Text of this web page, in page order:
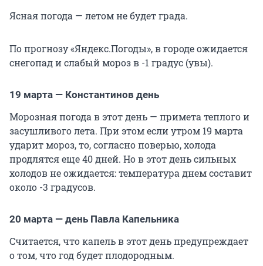
Ясная погода — летом не будет града.
По прогнозу «Яндекс.Погоды», в городе ожидается
снегопад и слабый мороз в -1 градус (увы).
19 марта — Константинов день
Морозная погода в этот день — примета теплого и
засушливого лета. При этом если утром 19 марта
ударит мороз, то, согласно поверью, холода
продлятся еще 40 дней. Но в этот день сильных
холодов не ожидается: температура днем составит
около -3 градусов.
20 марта — день Павла Капельника
Считается, что капель в этот день предупреждает
о том, что год будет плодородным.